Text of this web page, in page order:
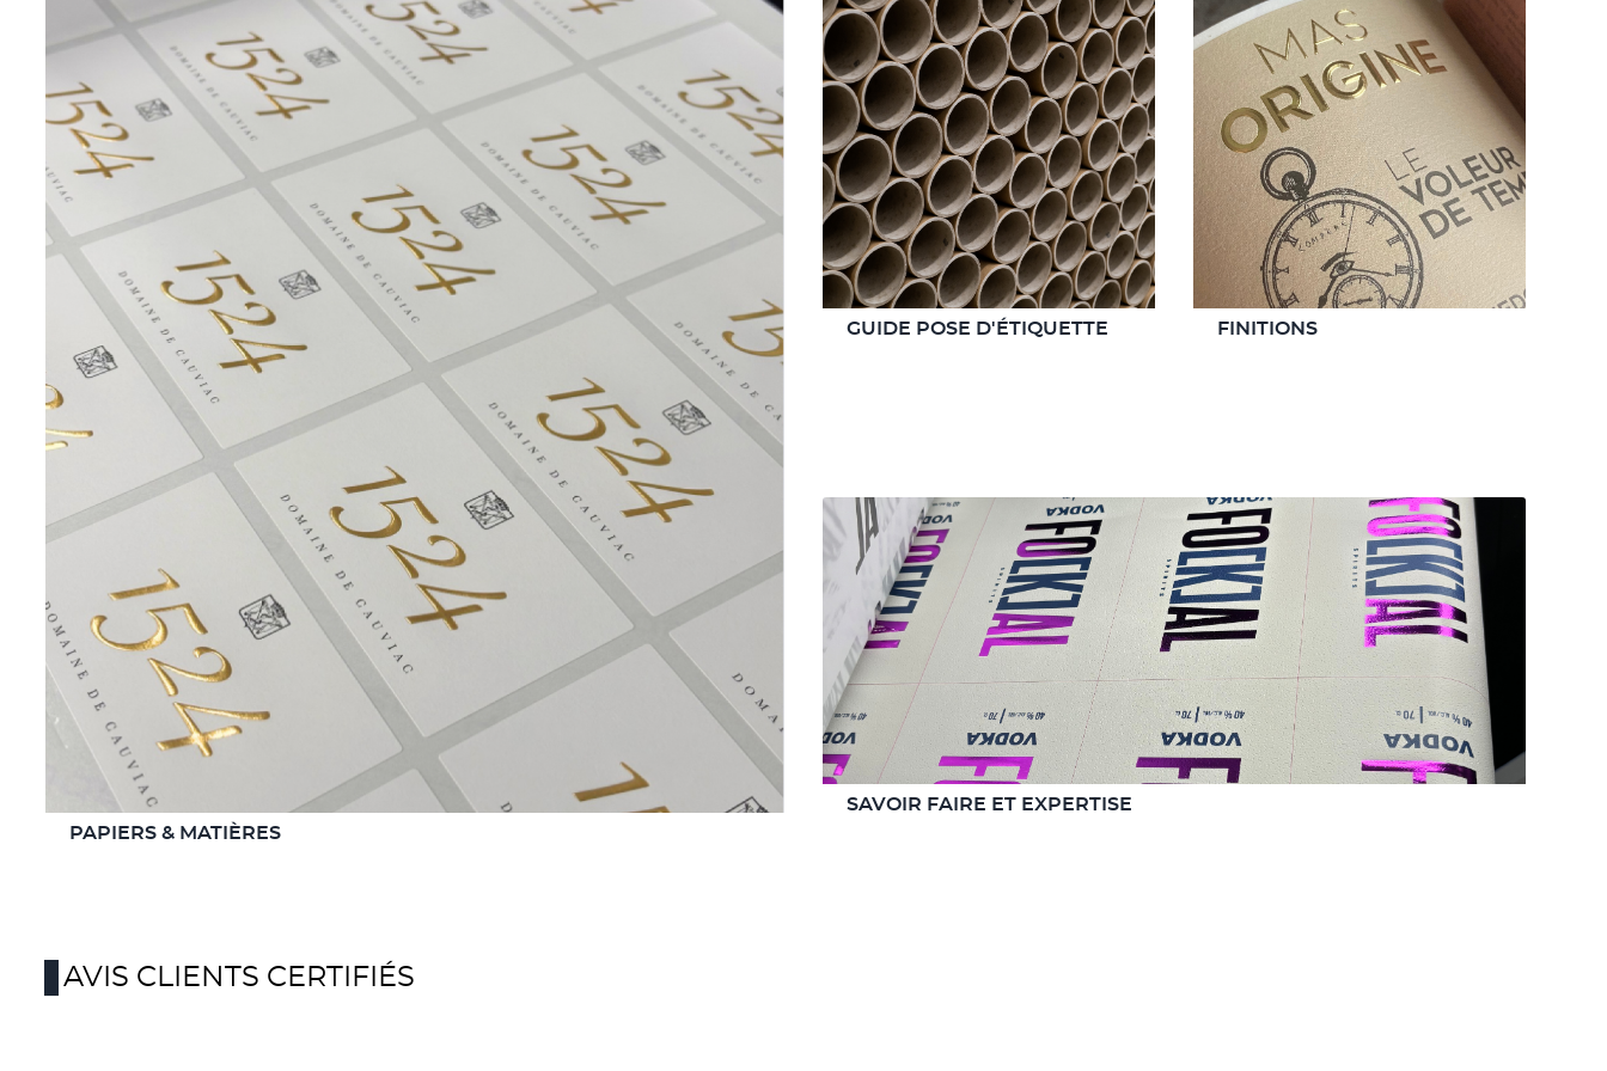
PAPIERS & MATIÈRES
GUIDE POSE D'ÉTIQUETTE FINITIONS
SAVOIR FAIRE ET EXPERTISE
AVIS CLIENTS CERTIFIÉS